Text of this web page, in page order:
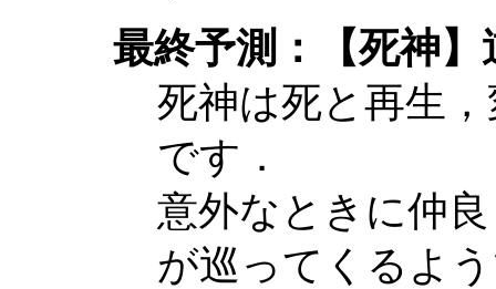
最終予測：【死神】
死神は死と再生
です．
意外なときに仲
が巡ってくるよ